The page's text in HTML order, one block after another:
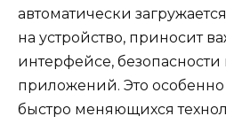
автоматически
на устройство, приносит
интерфейсе, безопасности
приложений. Это особенно
быстро меняющихся